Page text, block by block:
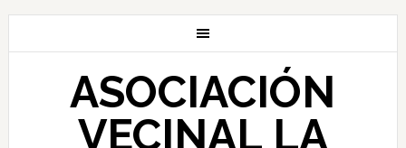
ASOCIACIÓN
VECINAL LA